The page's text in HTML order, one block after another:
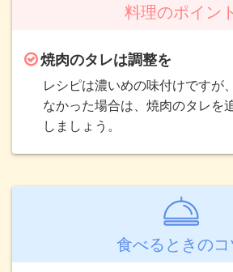
料理のポイント
焼肉のタレは調整を
レシピは濃いめの味付けですが
なかった場合は、焼肉のタレを
しましょう。
食べるときのコ